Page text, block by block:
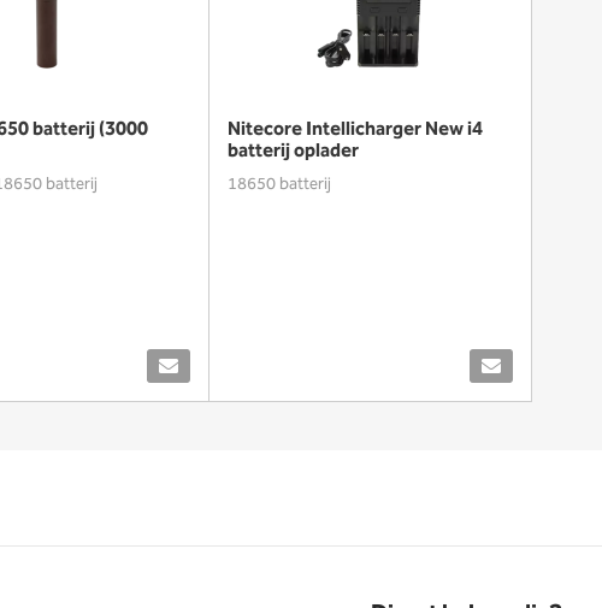
batterij (3000
batterij
Nitecore Intellicharger New i4
batterij oplader
18650 batterij